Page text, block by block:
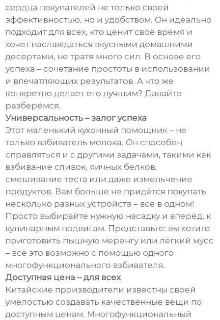
сердца покупателей не только своей
эффективностью, но и удобством. Он идеально
подходит для всех, кто ценит своё время и
хочет наслаждаться вкусными домашними
десертами, не тратя много сил. В основе его
успеха – сочетание простоты в использовании
и впечатляющих результатов. А что же
конкретно делает его лучшим? Давайте
разберёмся.
Универсальность – залог успеха
Этот маленький кухонный помощник – не
только взбиватель молока. Он способен
справляться и с другими задачами, такими как
взбивание сливок, яичных белков,
смешивание теста или даже измельчение
продуктов. Вам больше не придётся покупать
несколько разных устройств – всё в одном!
Просто выбирайте нужную насадку и вперёд, к
кулинарным подвигам. Представьте: вы хотите
приготовить пышную меренгу или лёгкий мусс
– всё это возможно с помощью одного
многофункционального взбивателя.
Доступная цена – для всех
Китайские производители известны своей
умелостью создавать качественные вещи по
доступным ценам. Многофункциональный